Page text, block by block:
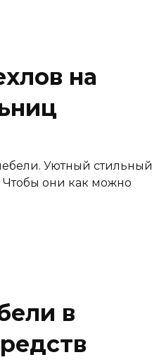
на
Уютный стильный
они как можно
в